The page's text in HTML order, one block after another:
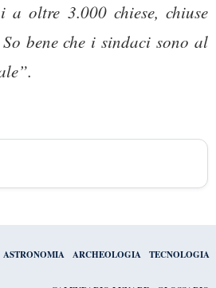
oltre 3.000 chiese, chiuse
bene che i sindaci sono al
ASTRONOMIA ARCHEOLOGIA TECNOLOGIA